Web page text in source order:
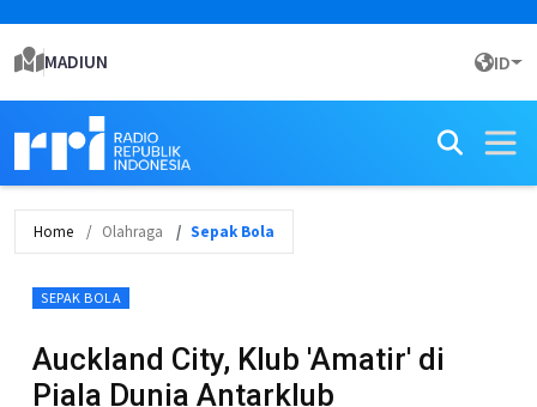
MADIUN ID
Home Olahraga Sepak Bola
SEPAK BOLA
Auckland City, Klub 'Amatir' di
Piala Dunia Antarklub